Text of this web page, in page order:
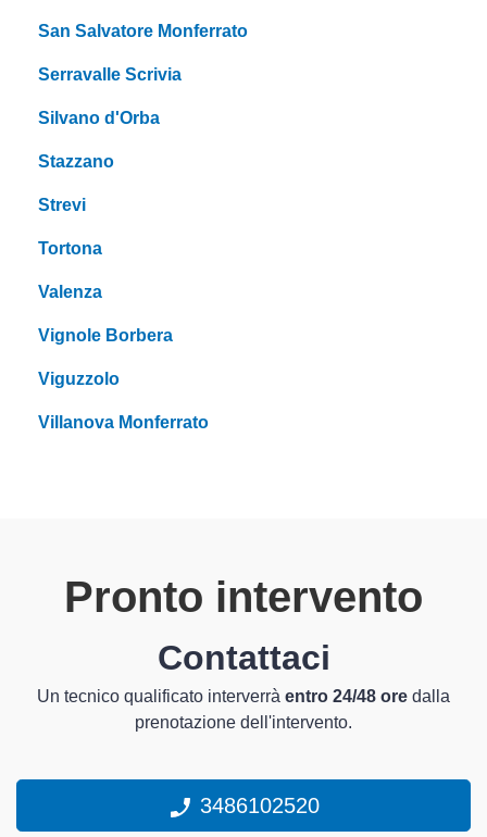
San Salvatore Monferrato
Serravalle Scrivia
Silvano d'Orba
Stazzano
Strevi
Tortona
Valenza
Vignole Borbera
Viguzzolo
Villanova Monferrato
Pronto intervento
Contattaci
Un tecnico qualificato interverrà entro 24/48 ore dalla
prenotazione dell'intervento.
3486102520